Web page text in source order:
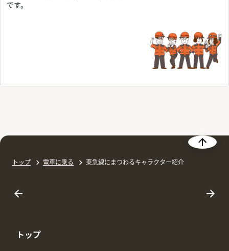
です。
トップ 電車に乗る 東急線にまつわるキャラクター紹介
トップ